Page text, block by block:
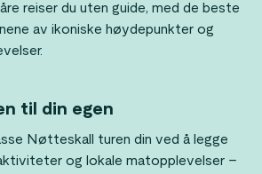
reiser du uten guide, med de beste
av ikoniske høydepunkter og
til din egen
Nøtteskall turen din ved å legge
og lokale matopplevelser –